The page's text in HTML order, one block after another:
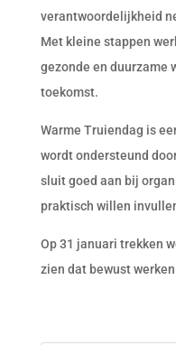
verantwoordelijkheid
Met kleine stappen
gezonde en duurzame
toekomst.
Warme Truiendag is
wordt ondersteund
sluit goed aan bij
praktisch willen
Op 31 januari trekken
zien dat bewust